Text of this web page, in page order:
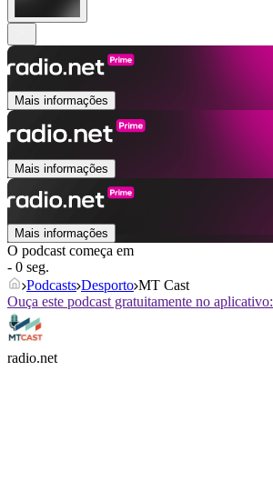
Mais informações
Mais informações
Mais informações
O podcast começa em
- 0 seg.
Podcasts Desporto MT Cast
Ouça este podcast gratuitamente no aplicativo:
radio.net